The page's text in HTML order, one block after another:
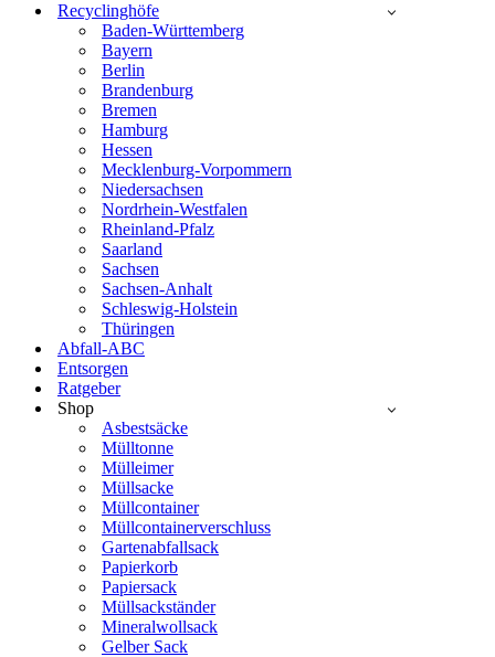
Recyclinghöfe
Baden-Württemberg
Bayern
Berlin
Brandenburg
Bremen
Hamburg
Hessen
Mecklenburg-Vorpommern
Niedersachsen
Nordrhein-Westfalen
Rheinland-Pfalz
Saarland
Sachsen
Sachsen-Anhalt
Schleswig-Holstein
Thüringen
Abfall-ABC
Entsorgen
Ratgeber
Shop
Asbestsäcke
Mülltonne
Mülleimer
Müllsacke
Müllcontainer
Müllcontainerverschluss
Gartenabfallsack
Papierkorb
Papiersack
Müllsackständer
Mineralwollsack
Gelber Sack